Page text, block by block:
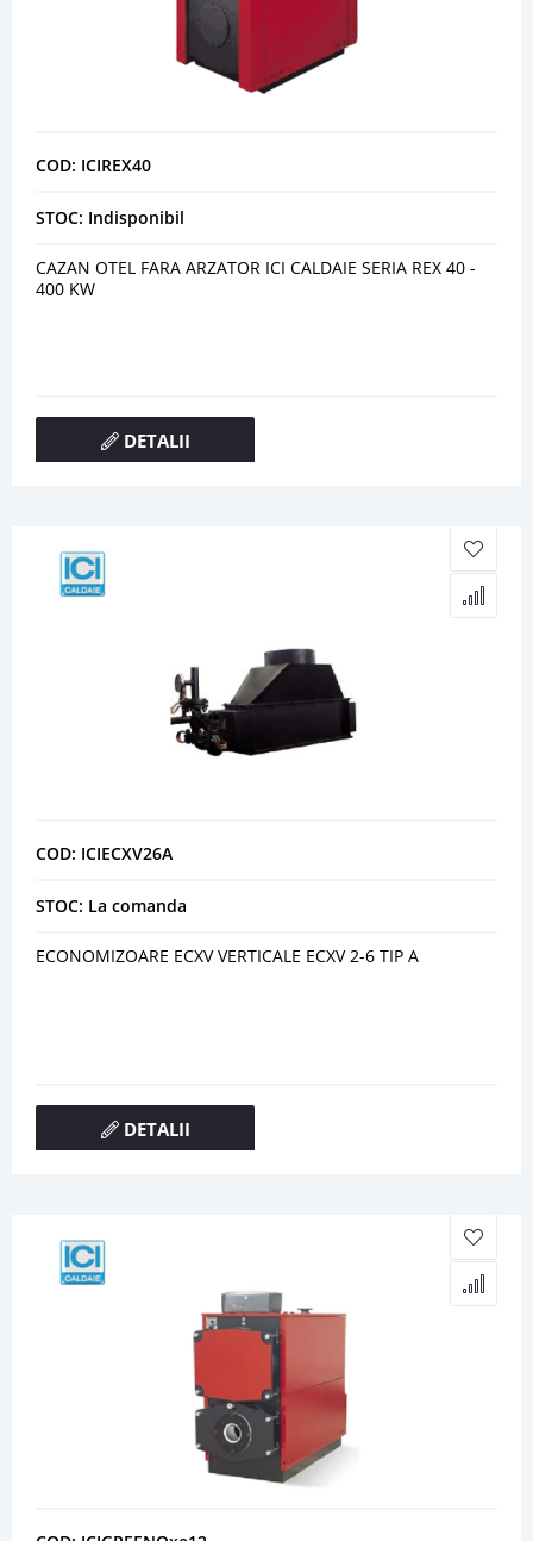
COD: ICIREX40
STOC: Indisponibil
CAZAN OTEL FARA ARZATOR ICI CALDAIE SERIA REX 40 -
400 KW
DETALII
COD: ICIECXV26A
STOC: La comanda
ECONOMIZOARE ECXV VERTICALE ECXV 2-6 TIP A
DETALII